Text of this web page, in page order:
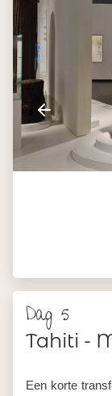
Een korte
je de veerboot
minder dan
wel het